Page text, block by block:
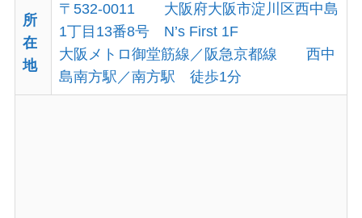
所
在
地
〒532-0011 大阪府大阪市淀川区西中島
1丁目13番8号 N’s First 1F
大阪メトロ御堂筋線／阪急京都線 西中
島南方駅／南方駅 徒歩1分